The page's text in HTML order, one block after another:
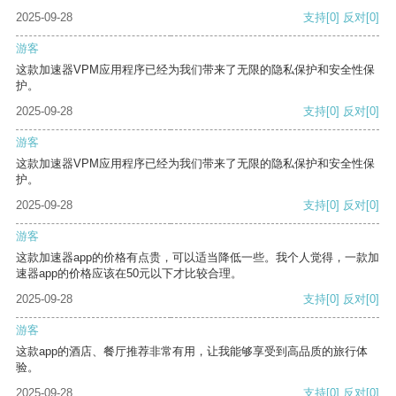
2025-09-28
支持[0] 反对[0]
游客
这款加速器VPM应用程序已经为我们带来了无限的隐私保护和安全性保
护。
2025-09-28
支持[0] 反对[0]
游客
这款加速器VPM应用程序已经为我们带来了无限的隐私保护和安全性保
护。
2025-09-28
支持[0] 反对[0]
游客
这款加速器app的价格有点贵，可以适当降低一些。我个人觉得，一款加
速器app的价格应该在50元以下才比较合理。
2025-09-28
支持[0] 反对[0]
游客
这款app的酒店、餐厅推荐非常有用，让我能够享受到高品质的旅行体
验。
2025-09-28
支持[0] 反对[0]